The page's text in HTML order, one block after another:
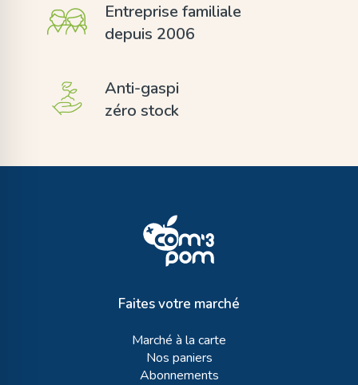
Entreprise familiale
depuis 2006
Anti-gaspi
zéro stock
Faites votre marché
Marché à la carte
Nos paniers
Abonnements